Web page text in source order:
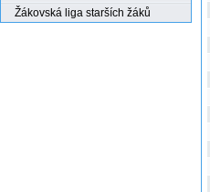
Žákovská liga starších žáků